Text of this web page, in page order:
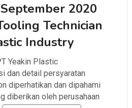
2020
Technician
Industry
Yeakin Plastic
dan detail persyaratan
diperhatikan dan dipahami
diberikan oleh perusahaan